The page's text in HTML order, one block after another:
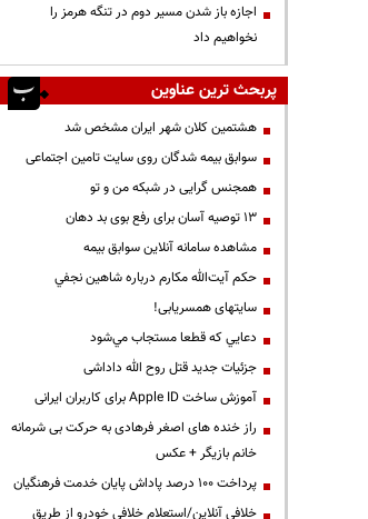
اجازه باز شدن مسیر دوم در تنگه هرمز را
نخواهیم داد
پربحث ترین عناوین
هشتمین کلان شهر ایران مشخص شد
سوابق بیمه شدگان روی سایت تامین اجتماعی
همجنس گرایی در شبکه من و تو
13 توصیه آسان برای رفع بوی بد دهان
مشاهده سامانه آنلاين سوابق بیمه
حكم آيت‌الله مكارم درباره شاهين نجفي
سایتهای همسریابی!
دعايي كه قطعا مستجاب مي‌شود
جزئیات جدید قتل روح الله داداشی
آموزش ساخت Apple ID برای کاربران ایرانی
راز خنده های اصغر فرهادی به حرکت بی شرمانه
خانم بازیگر + عکس
پرداخت ۱۰۰ درصد پاداش پایان خدمت فرهنگیان
خلافی آنلاین/استعلام خلافی خودرو از طریق